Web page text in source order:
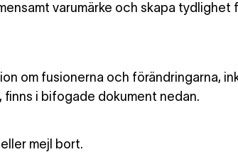
varumärke och skapa tydlighet
om fusionerna och förändringarna,
finns i bifogade dokument nedan.
mejl bort.